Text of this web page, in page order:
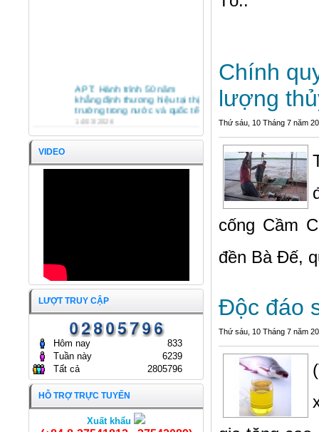
Chính
lượng
Thứ sáu, 10 Tháng 7 năm
cống Cầm
đền Bà Đế,
Độc đáo
Thứ sáu, 10 Tháng 7 năm
Khô cá điêu hồng
APT: Hành trình 50 năm
khẳng định thương hiệu tại thị
trường trong nước và quốc tế
14/03/2026
HỘI NGHỊ TỔNG KẾT HOẠT
ĐỘNG NĂM 2026 CÔNG TY
25/04/2025
ĐẠI HỘI ĐỒNG CỔ ĐÔNG
THƯỜNG NIÊN NĂM 2024
CÔNG TY CỔ PHẦN KINH
DOANH THỦY HẢI SẢN SÀI
GÒN
24/04/2024
VIDEO
LƯỢT TRUY CẬP
Hôm nay
833
Tuần này
6239
Tất cả
2805796
HỖ TRỢ TRỰC TUYẾN
Xuất khẩu